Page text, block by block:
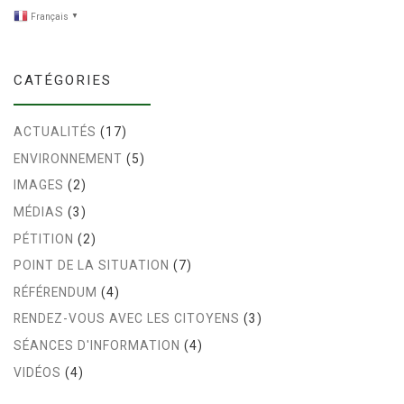
Français ▼
CATÉGORIES
ACTUALITÉS (17)
ENVIRONNEMENT (5)
IMAGES (2)
MÉDIAS (3)
PÉTITION (2)
POINT DE LA SITUATION (7)
RÉFÉRENDUM (4)
RENDEZ-VOUS AVEC LES CITOYENS (3)
SÉANCES D'INFORMATION (4)
VIDÉOS (4)